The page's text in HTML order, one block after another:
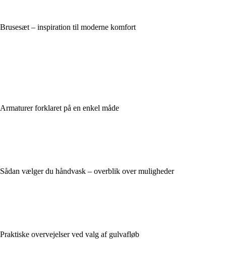
Brusesæt – inspiration til moderne komfort
Armaturer forklaret på en enkel måde
Sådan vælger du håndvask – overblik over muligheder
Praktiske overvejelser ved valg af gulvafløb